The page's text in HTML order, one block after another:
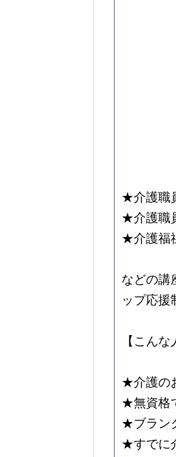
★介護職
★介護職
★介護福
などの講
ップ応援
【こんな
★介護の
★無資格
★ブラン
★すでに